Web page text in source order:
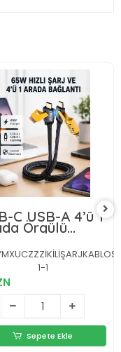
C USB-A 4’ü 1
Örgülü
65W Hızlı
Metal Uç
1-1
Sepete Ekle